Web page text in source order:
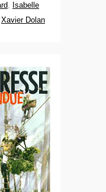
, Isabelle
Xavier Dolan